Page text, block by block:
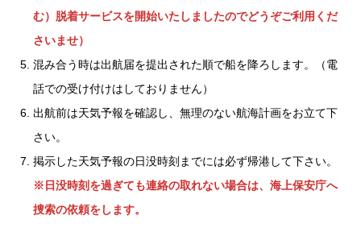
む）脱着サービスを開始いたしましたのでどうぞご利用くだ
さいませ）
混み合う時は出航届を提出された順で船を降ろします。（電
話での受け付けはしておりません）
出航前は天気予報を確認し、無理のない航海計画をお立て下
さい。
掲示した天気予報の日没時刻までには必ず帰港して下さい。
※日没時刻を過ぎても連絡の取れない場合は、海上保安庁へ
捜索の依頼をします。